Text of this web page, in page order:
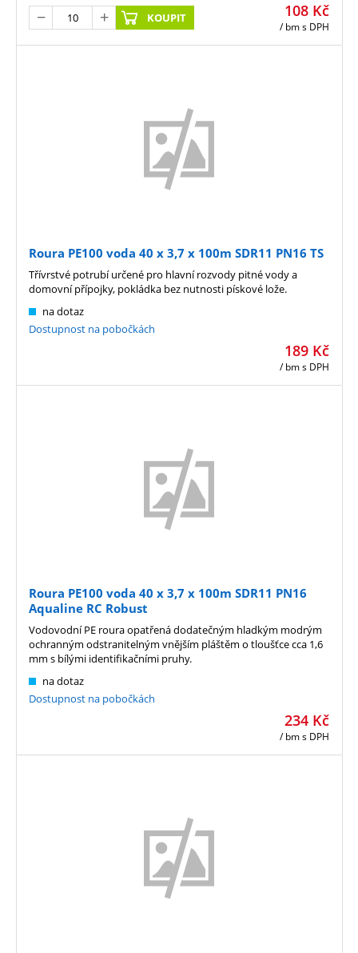
108 Kč
/ bms DPH
KOUPIT
Roura PE100 voda 40 x 3,7 x 100m SDR11 PN16 TS
189 Kč
/ bms DPH
na dotaz
Dostupnost na pobočkách
Třívrstvé potrubí určené pro hlavní rozvody pitné vody a
domovní přípojky, pokládka bez nutnosti pískové lože.
Roura PE100 voda 40 x 3,7 x 100m SDR11 PN16
Aqualine RC Robust
234 Kč
/ bms DPH
na dotaz
Dostupnost na pobočkách
Vodovodní PE roura opatřená dodatečným hladkým modrým
ochranným odstranitelným vnějším pláštěm o tloušťce cca 1,6
mm s bílými identifikačními pruhy.